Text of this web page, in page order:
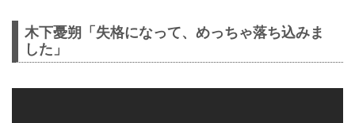
木下憂朔「失格になって、めっちゃ落ち込みま
した」